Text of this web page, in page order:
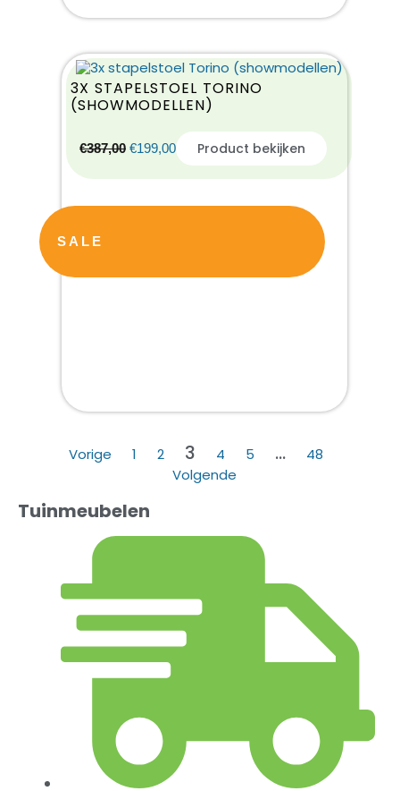
3X STAPELSTOEL TORINO
(SHOWMODELLEN)
€387,00 €199,00 Product bekijken
SALE
Vorige 1 2 3 4 5 …
48
Volgende
Tuinmeubelen